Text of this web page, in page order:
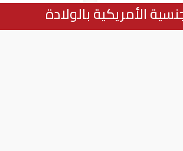
المؤشر العام لبورصة الكويت يخسر 7.59 نقطة فى ختام التعاملات
الأمريكية بالولادة